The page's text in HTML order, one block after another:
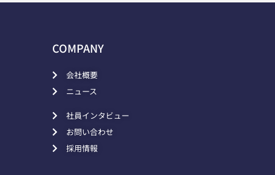
COMPANY
会社概要
ニュース
社員インタビュー
お問い合わせ
採用情報